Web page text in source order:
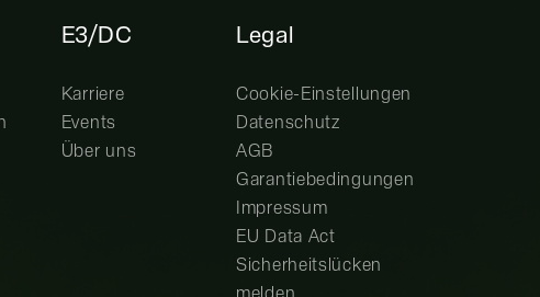
E3/DC
Karriere
Events
Über uns
Legal
Cookie-Einstellungen
Datenschutz
AGB
Garantiebedingungen
Impressum
EU Data Act
Sicherheitslücken